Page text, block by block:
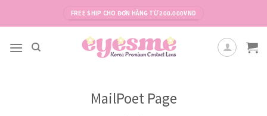
FREE SHIP CHO ĐƠN HÀNG TỪ 200.000VND
MailPoet Page